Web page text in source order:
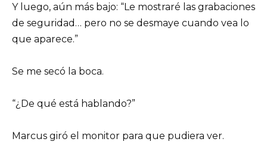
Y luego, aún más bajo: “Le mostraré las grabaciones
de seguridad… pero no se desmaye cuando vea lo
que aparece.”
Se me secó la boca.
“¿De qué está hablando?”
Marcus giró el monitor para que pudiera ver.